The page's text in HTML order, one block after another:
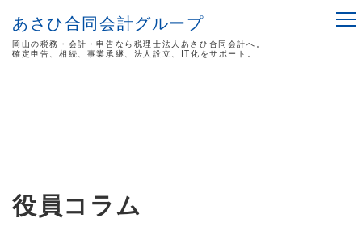
あさひ合同会計グループ
岡山の税務・会計・申告なら税理士法人あさひ合同会計へ。
確定申告、相続、事業承継、法人設立、IT化をサポート。
役員コラム